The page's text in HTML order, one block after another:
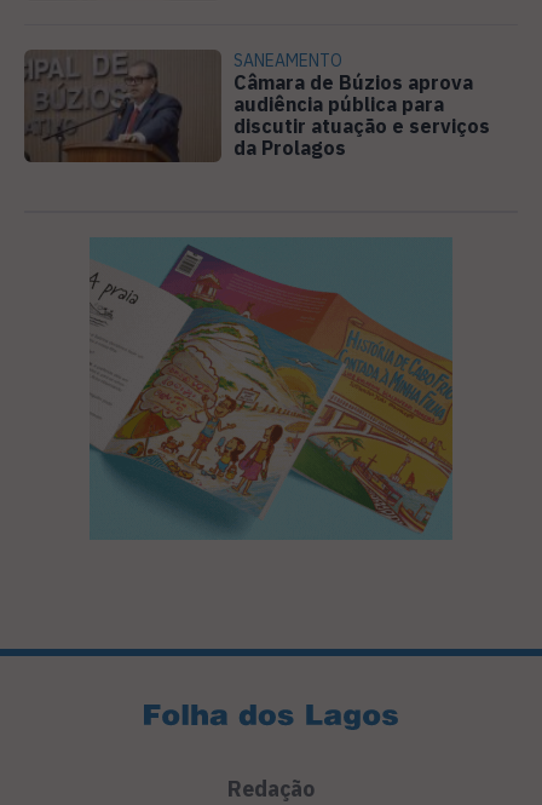
SANEAMENTO
Câmara de Búzios aprova
audiência pública para
discutir atuação e serviços
da Prolagos
Redação